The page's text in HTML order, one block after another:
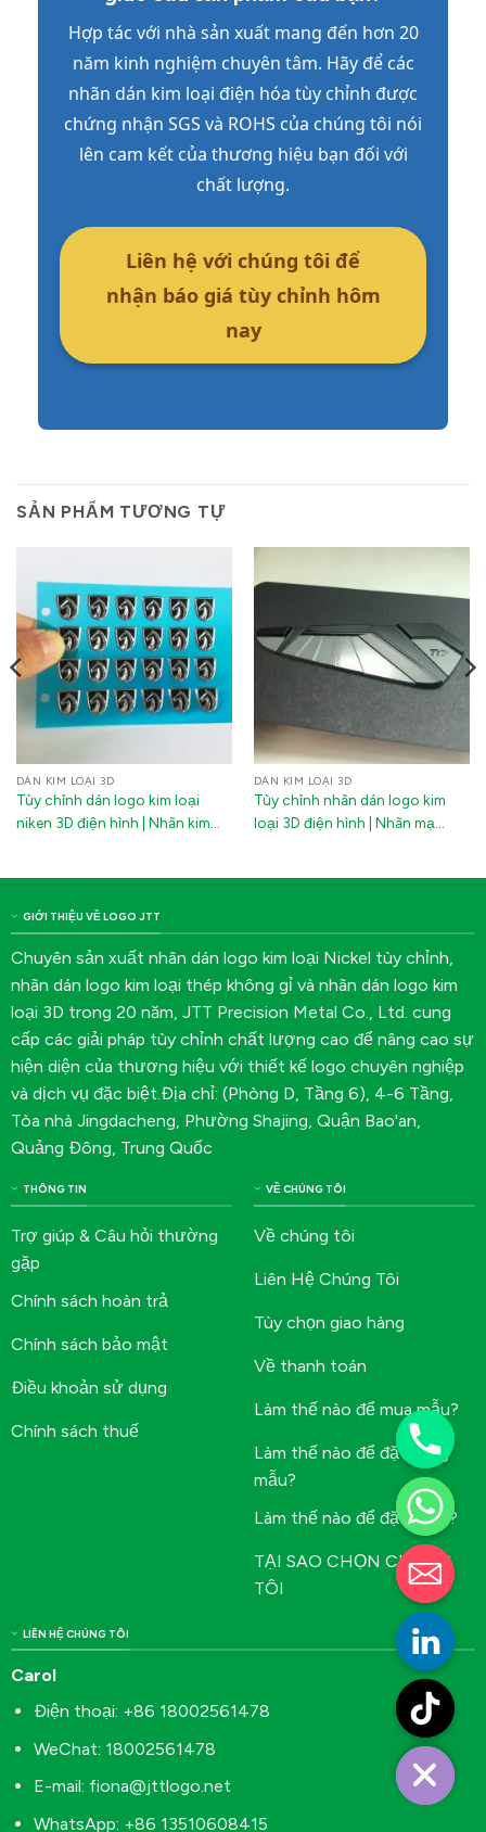
Hợp tác với nhà sản xuất mang đến hơn 20
năm kinh nghiệm chuyên tâm. Hãy để các
nhãn dán kim loại điện hóa tùy chỉnh được
chứng nhận SGS và ROHS của chúng tôi nói
lên cam kết của thương hiệu bạn đối với
chất lượng.
Liên hệ với chúng tôi để
nhận báo giá tùy chỉnh hôm
nay
SẢN PHẨM TƯƠNG TỰ
DÁN KIM LOẠI 3D
Tùy chỉnh dán logo kim loại
niken 3D điện hình | Nhãn kim
DÁN KIM LOẠI 3D
Tùy chỉnh nhãn dán logo kim
loại 3D điện hình | Nhãn mạ
GIỚI THIỆU VỀ LOGO JTT
Chuyên sản xuất nhãn dán logo kim loại Nickel tùy chỉnh,
nhãn dán logo kim loại thép không gỉ và nhãn dán logo kim
loại 3D trong 20 năm, JTT Precision Metal Co., Ltd. cung
cấp các giải pháp tùy chỉnh chất lượng cao để nâng cao sự
hiện diện của thương hiệu với thiết kế logo chuyên nghiệp
và dịch vụ đặc biệt.Địa chỉ: (Phòng D, Tầng 6), 4-6 Tầng,
Tòa nhà Jingdacheng, Phường Shajing, Quận Bao'an,
Quảng Đông, Trung Quốc
THÔNG TIN
Trợ giúp & Câu hỏi thường
gặp
Chính sách hoàn trả
Chính sách bảo mật
Điều khoản sử dụng
Chính sách thuế
VỀ CHÚNG TÔI
Về chúng tôi
Liên Hệ Chúng Tôi
Tùy chọn giao hàng
Về thanh toán
Làm thế nào để mua mẫu?
Làm thế nào để đặt hàng
mẫu?
Làm thế nào để đặt hàng?
TẠI SAO CHỌN CHÚNG
TÔI
LIÊN HỆ CHÚNG TÔI
Carol
Điện thoại: +86 18002561478
WeChat: 18002561478
E-mail: fiona@jttlogo.net
WhatsApp: +86 13510608415